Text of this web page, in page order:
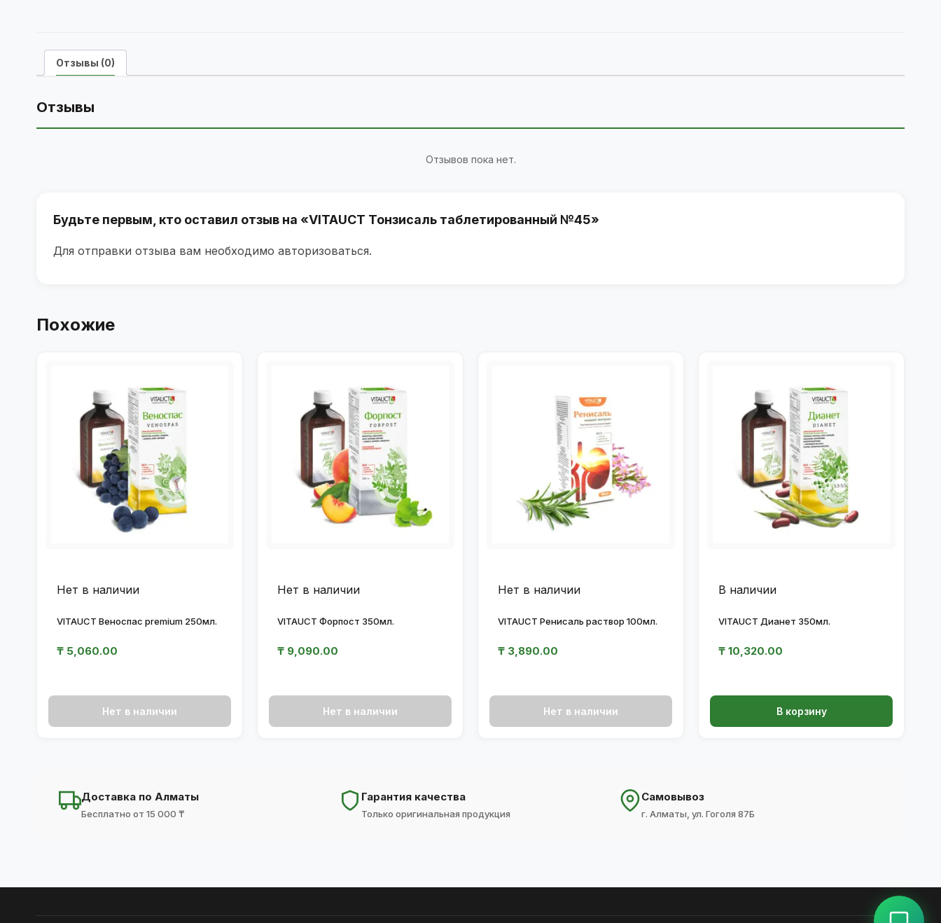
Отзывы (0)
Отзывы
Отзывов пока нет.
Будьте первым, кто оставил отзыв на «VITAUCT Тонзисаль таблетированный №45»
Для отправки отзыва вам необходимо авторизоваться.
Похожие
Нет в наличии
VITAUCT Веноспас premium 250мл.
₸ 5,060.00
Нет в наличии
Нет в наличии
VITAUCT Форпост 350мл.
₸ 9,090.00
Нет в наличии
Нет в наличии
VITAUCT Ренисаль раствор 100мл.
₸ 3,890.00
Нет в наличии
В наличии
VITAUCT Дианет 350мл.
₸ 10,320.00
В корзину
Доставка по Алматы
Бесплатно от 15 000 ₸
Гарантия качества
Только оригинальная продукция
Самовывоз
г. Алматы, ул. Гоголя 87Б